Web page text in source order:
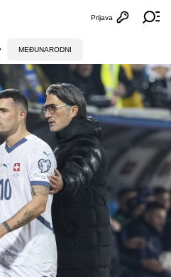
Otvori
Prijava
MEĐUNARODNI